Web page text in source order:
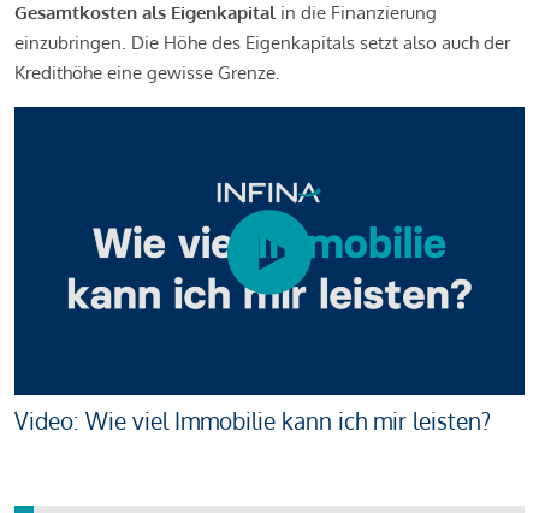
Gesamtkosten als Eigenkapital in die Finanzierung
einzubringen. Die Höhe des Eigenkapitals setzt also auch der
Kredithöhe eine gewisse Grenze.
Video: Wie viel Immobilie kann ich mir leisten?